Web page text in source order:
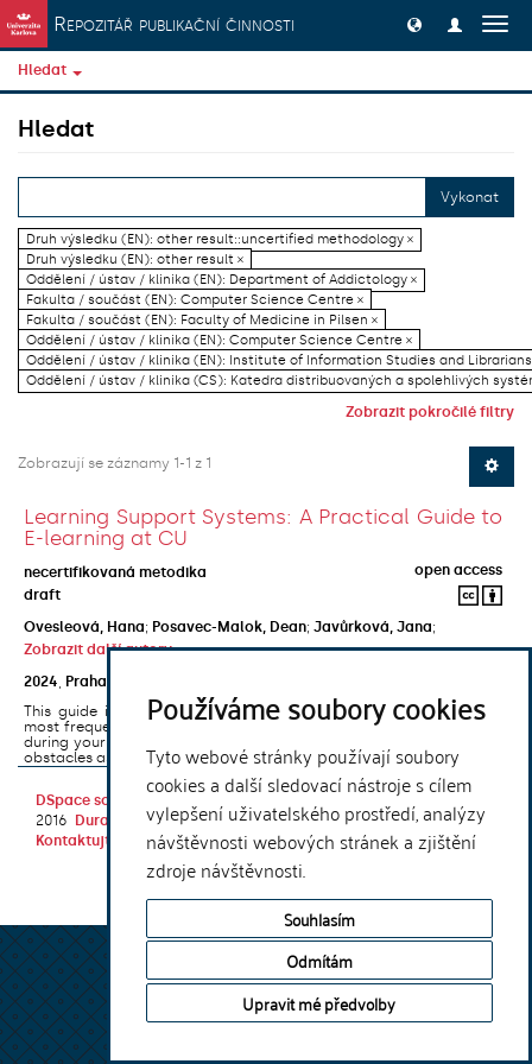
Používáme soubory cookies
Tyto webové stránky používají soubory
cookies a další sledovací nástroje s cílem
vylepšení uživatelského prostředí, analýzy
návštěvnosti webových stránek a zjištění
zdroje návštěvnosti.
Souhlasím
Odmítám
Upravit mé předvolby
Přeskočit na obsah
Repozitář publikační činnosti
Hledat
Hledat
Vykonat
Druh výsledku (EN): other result::uncertified methodology ×
Druh výsledku (EN): other result ×
Oddělení / ústav / klinika (EN): Department of Addictology ×
Fakulta / součást (EN): Computer Science Centre ×
Fakulta / součást (EN): Faculty of Medicine in Pilsen ×
Oddělení / ústav / klinika (EN): Computer Science Centre ×
Oddělení / ústav / klinika (EN): Institute of Information Studies and
Oddělení / ústav / klinika (CS): Katedra distribuovaných a spolehlivých
Zobrazit pokročilé filtry
Zobrazují se záznamy 1-1 z 1
Learning Support Systems: A Practical Guide to
E-learning at CU
necertifikovaná metodika
open access
draft
Ovesleová, Hana; Posavec-Malok, Dean; Javůrková, Jana;
Zobrazit další autory
2024
Praha
This guide introduces the e-learning support tools that are used
most frequently at Charles University and that you may encounter
during your studies. It will also help you to avoid the most common
obstacles associated ...
DSpace software
2016
DuraSpace
Kontaktujte nás |Vyjádření názoru
Theme by